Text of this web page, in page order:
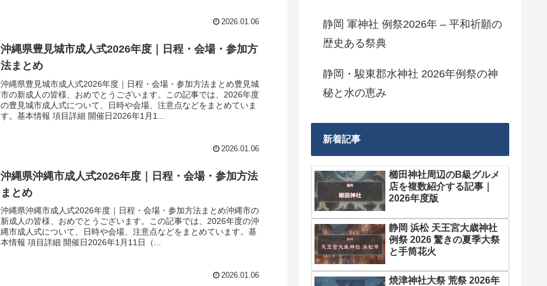
2026.01.06
沖縄県豊見城市成人式2026年度｜日程・会場・参加方
法まとめ
沖縄県豊見城市成人式2026年度｜日程・会場・参加方法まとめ豊見城
市の新成人の皆様、おめでとうございます。この記事では、2026年度
の豊見城市成人式について、日時や会場、注意点などをまとめていま
す。基本情報 項目詳細 開催日2026年1月1...
2026.01.06
沖縄県沖縄市成人式2026年度｜日程・会場・参加方法
まとめ
沖縄県沖縄市成人式2026年度｜日程・会場・参加方法まとめ沖縄市の
新成人の皆様、おめでとうございます。この記事では、2026年度の沖
縄市成人式について、日時や会場、注意点などをまとめています。基
本情報 項目詳細 開催日2026年1月11日（...
2026.01.06
静岡 軍神社 例祭2026年 – 平和祈願の
歴史ある祭典
静岡・駿東郡水神社 2026年例祭の神
秘と水の恵み
新着記事
櫛田神社周辺のB級グルメ
店を複数紹介する記事｜
2026年度版
静岡 浜松 天王宮大歳神社
例祭 2026 驚きの夏季大祭
と手筒花火
焼津神社大祭 荒祭 2026年